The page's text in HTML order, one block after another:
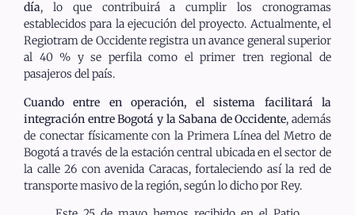
día, lo que contribuirá a cumplir los cronogramas
establecidos para la ejecución del proyecto. Actualmente, el
Regiotram de Occidente registra un avance general superior
al 40 % y se perfila como el primer tren regional de
pasajeros del país.
Cuando entre en operación, el sistema facilitará la
integración entre Bogotá y la Sabana de Occidente, además
de conectar físicamente con la Primera Línea del Metro de
Bogotá a través de la estación central ubicada en el sector de
la calle 26 con avenida Caracas, fortaleciendo así la red de
transporte masivo de la región, según lo dicho por Rey.